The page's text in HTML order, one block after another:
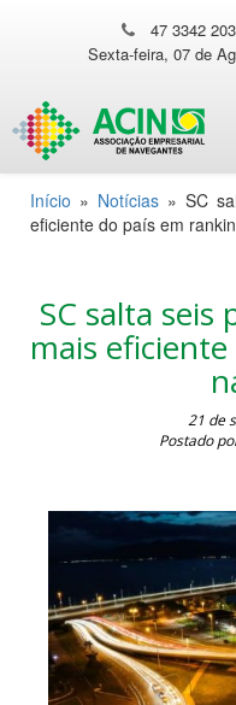
47 3342
Sexta-feira, 07 de
Início » Notícias »SC
eficiente do país em
SC salta seis
mais
21 de
Postado